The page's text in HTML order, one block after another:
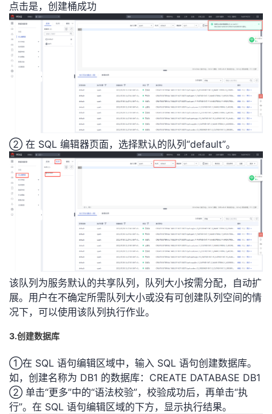
点击是，创建桶成功
② 在 SQL 编辑器页面，选择默认的队列“default”。
该队列为服务默认的共享队列，队列大小按需分配，自动扩
展。用户在不确定所需队列大小或没有可创建队列空间的情
况下，可以使用该队列执行作业。
3.创建数据库
①在 SQL 语句编辑区域中，输入 SQL 语句创建数据库。
如，创建名称为 DB1 的数据库： CREATE DATABASE DB1
② 单击“更多”中的“语法校验”，校验成功后，再单击“执
行”。在 SQL 语句编辑区域的下方，显示执行结果。